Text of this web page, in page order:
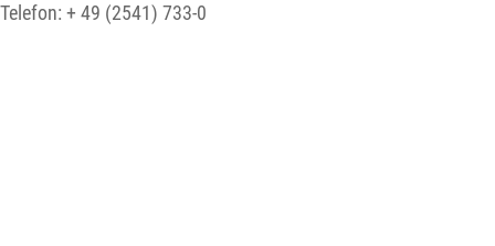
Telefon: + 49 (2541) 733-0